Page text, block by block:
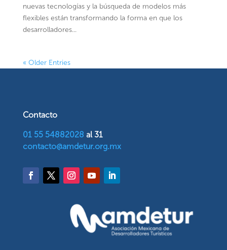
nuevas tecnologías y la búsqueda de modelos más
flexibles están transformando la forma en que los
desarrolladores...
« Older Entries
Contacto
01 55 54882028 al 31
contacto@amdetur.org.mx